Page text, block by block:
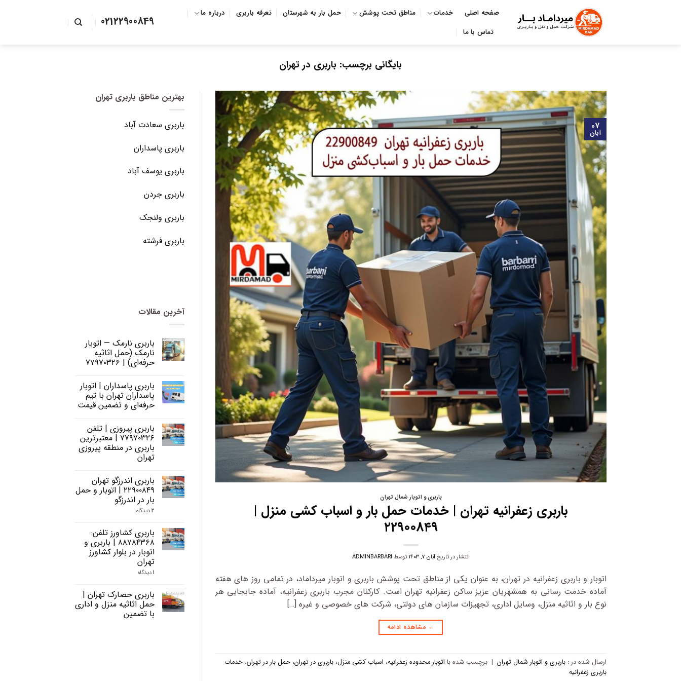
صفحه اصلی خدمات مناطق تحت پوشش حمل بار به شهرستان تعرفه باربری
درباره ما
تماس با ما
02122900849
بایگانی برچسب: باربری در تهران
۰۷
آبان
باربری و اتوبار شمال تهران
باربری زعفرانیه تهران | خدمات حمل بار و اسباب‌ کشی منزل |
۲۲۹۰۰۸۴۹
انتشار در تاریخآبان ۷, ۱۴۰۳ توسط ADMINBARBARI
اتوبار و باربری زعفرانیه در تهران، به عنوان یکی از مناطق تحت پوشش باربری و اتوبار میرداماد، در تمامی روز های هفته
آماده خدمت‌ رسانی به همشهریان عزیز ساکن زعفرانیه تهران است. کارکنان مجرب باربری زعفرانیه، آماده جابجایی هر
نوع بار و اثاثیه منزل، وسایل اداری، تجهیزات سازمان‌ های دولتی، شرکت‌ های خصوصی و غیره […]
← مشاهده ادامه
ارسال شده در : باربری و اتوبار شمال تهران | برچسب‌ شده با اتوبار محدوده زعفرانیه، اسباب کشی منزل، باربری در تهران، حمل بار در تهران، خدمات
باربری زعفرانیه
بهترین مناطق باربری تهران
باربری سعادت آباد
باربری پاسداران
باربری یوسف آباد
باربری جردن
باربری ولنجک
باربری فرشته
آخرین مقالات
باربری نارمک — اتوبار
نارمک (حمل اثاثیه
حرفه‌ای) | ۷۷۹۷۰۳۲۶
باربری پاسداران | اتوبار
پاسداران تهران با تیم
حرفه‌ای و تضمین قیمت
باربری پیروزی | تلفن
۷۷۹۷۰۳۲۶ | معتبرترین
باربری در منطقه پیروزی
تهران
باربری اندرزگو تهران
۲۲۹۰۰۸۴۹ | اتوبار و حمل
بار در اندرزگو
۲دیدگاه
باربری کشاورز تلفن:
۸۸۷۸۴۳۶۸ | باربری و
اتوبار در بلوار کشاورز
تهران
۱دیدگاه
باربری حصارک تهران |
حمل اثاثیه منزل و اداری
با تضمین